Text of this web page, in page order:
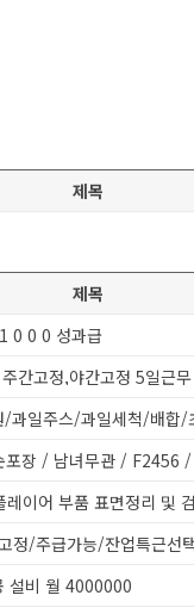
제목
제목
0 0 0 성과급
과일주스/과일세척/배합/
이어 부품 표면정리 및
정/주급가능/잔업특근선
설비 월 4000000